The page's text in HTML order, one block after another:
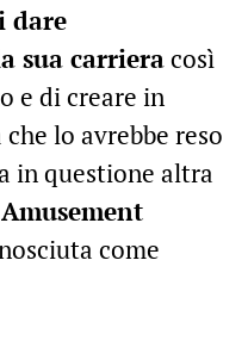
dare
sua carrieracosì
e di creare in
lo avrebbe reso
in questione altra
come